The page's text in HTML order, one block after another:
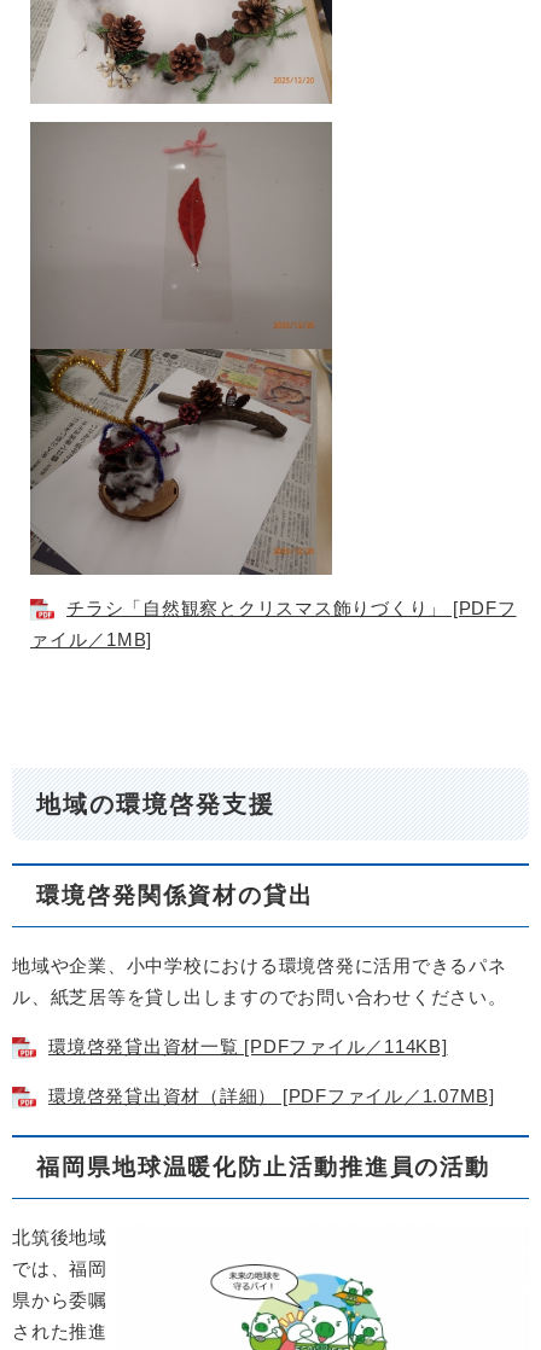
チラシ「自然観察とクリスマス飾りづくり」 [PDFフ
ァイル／1MB]
地域の環境啓発支援
環境啓発関係資材の貸出
地域や企業、小中学校における環境啓発に活用できるパネ
ル、紙芝居等を貸し出しますのでお問い合わせください。
環境啓発貸出資材一覧 [PDFファイル／114KB]
環境啓発貸出資材（詳細） [PDFファイル／1.07MB]
福岡県地球温暖化防止活動推進員の活動
北筑後地域
では、福岡
県から委嘱
された推進